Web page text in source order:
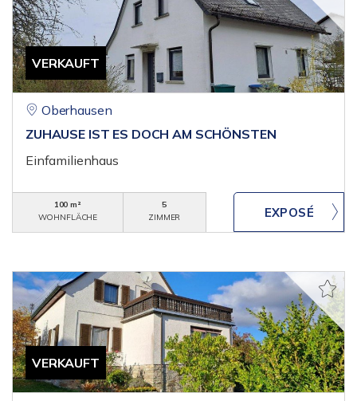
VERKAUFT
Oberhausen
ZUHAUSE IST ES DOCH AM SCHÖNSTEN
Einfamilienhaus
100 m²
WOHNFLÄCHE
5
ZIMMER
VERKAUFT